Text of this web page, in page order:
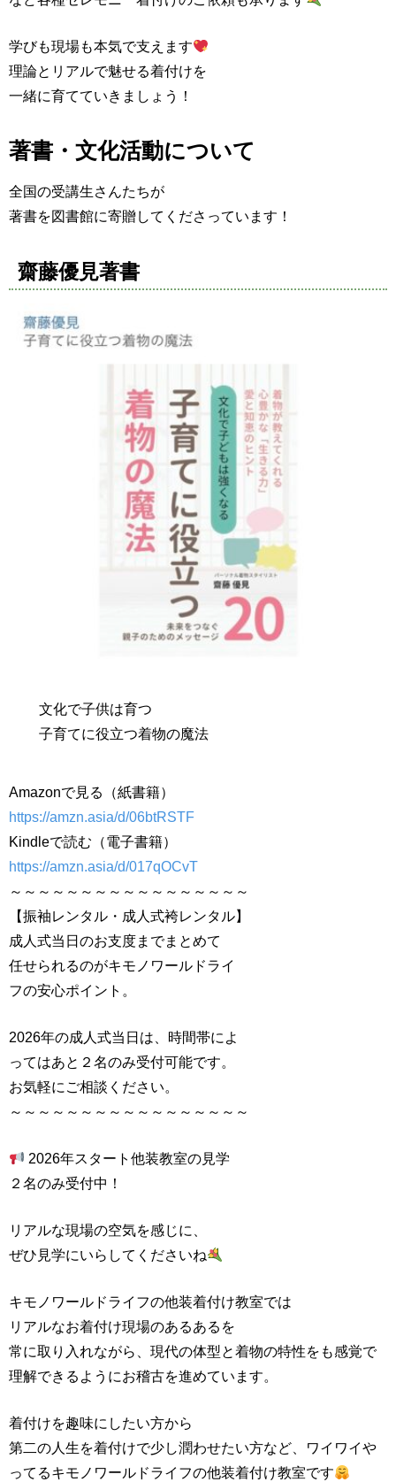
学びも現場も本気で支えます
理論とリアルで魅せる着付けを
一緒に育てていきましょう！
著書・文化活動について
全国の受講生さんたちが
著書を図書館に寄贈してくださっています！
齋藤優見著書
文化で子供は育つ
子育てに役立つ着物の魔法
Amazonで見る（紙書籍）
https://amzn.asia/d/06btRSTF
Kindleで読む（電子書籍）
https://amzn.asia/d/017qOCvT
～～～～～～～～～～～～～～～～～
【振袖レンタル・成人式袴レンタル】
成人式当日のお支度までまとめて
任せられるのがキモノワールドライ
フの安心ポイント。
2026年の成人式当日は、時間帯によ
ってはあと２名のみ受付可能です。
お気軽にご相談ください。
～～～～～～～～～～～～～～～～～
2026年スタート他装教室の見学
２名のみ受付中！
リアルな現場の空気を感じに、
ぜひ見学にいらしてくださいね
キモノワールドライフの他装着付け教室では
リアルなお着付け現場のあるあるを
常に取り入れながら、現代の体型と着物の特性をも感覚で
理解できるようにお稽古を進めています。
着付けを趣味にしたい方から
第二の人生を着付けで少し潤わせたい方など、ワイワイや
ってるキモノワールドライフの他装着付け教室です